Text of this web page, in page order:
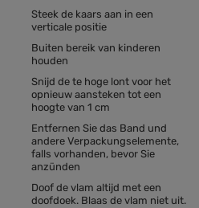
Steek de kaars aan in een
verticale positie
Buiten bereik van kinderen
houden
Snijd de te hoge lont voor het
opnieuw aansteken tot een
hoogte van 1 cm
Entfernen Sie das Band und
andere Verpackungselemente,
falls vorhanden, bevor Sie
anzünden
Doof de vlam altijd met een
doofdoek. Blaas de vlam niet uit.